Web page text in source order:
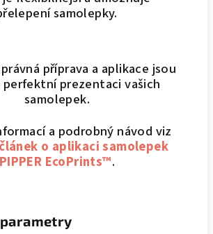
samolepky.
příprava a aplikace jsou
perfektní prezentaci vašich
samolepek.
a podrobný návod viz
o aplikaci samolepek
PIPPER EcoPrints™.